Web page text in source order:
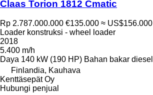
Claas Torion 1812 Cmatic
Rp 2.787.000.000 €135.000 ≈ US$156.000
Loader konstruksi - wheel loader
2018
5.400 m/h
Daya 140 kW (190 HP) Bahan bakar diesel
Finlandia, Kauhava
Kenttäsepät Oy
Hubungi penjual